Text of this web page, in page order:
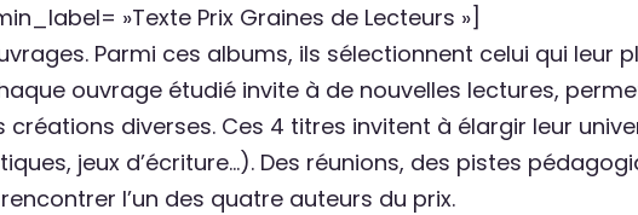
»Texte Prix Graines de Lecteurs »]
Parmi ces albums, ils sélectionnent celui qui leur
ouvrage étudié invite à de nouvelles lectures,
créations diverses. Ces 4 titres invitent à élargir leur
jeux d’écriture…). Des réunions, des pistes
l’un des quatre auteurs du prix.